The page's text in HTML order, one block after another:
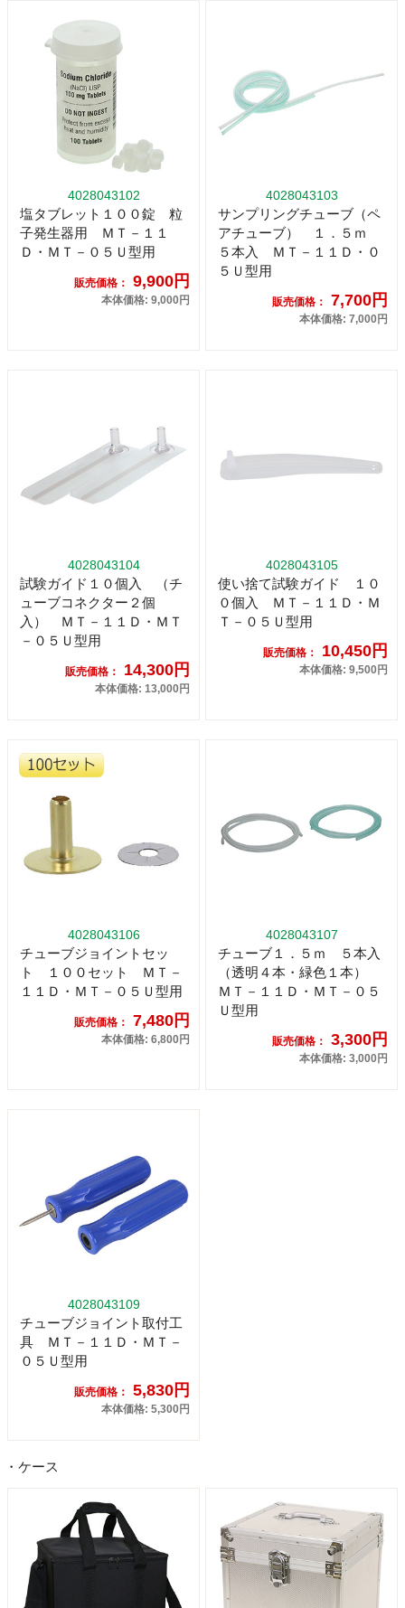
4028043102
塩タブレット１００錠 粒
子発生器用 ＭＴ－１１
Ｄ・ＭＴ－０５Ｕ型用
販売価格： 9,900円
本体価格: 9,000円
4028043103
サンプリングチューブ（ペ
アチューブ） １．５ｍ
５本入 ＭＴ－１１Ｄ・０
５Ｕ型用
販売価格： 7,700円
本体価格: 7,000円
4028043104
試験ガイド１０個入 （チ
ューブコネクター２個
入） ＭＴ－１１Ｄ・ＭＴ
－０５Ｕ型用
販売価格： 14,300円
本体価格: 13,000円
4028043105
使い捨て試験ガイド １０
０個入 ＭＴ－１１Ｄ・Ｍ
Ｔ－０５Ｕ型用
販売価格： 10,450円
本体価格: 9,500円
4028043106
チューブジョイントセッ
ト １００セット ＭＴ－
１１Ｄ・ＭＴ－０５Ｕ型用
販売価格： 7,480円
本体価格: 6,800円
4028043107
チューブ１．５ｍ ５本入
（透明４本・緑色１本）
ＭＴ－１１Ｄ・ＭＴ－０５
Ｕ型用
販売価格： 3,300円
本体価格: 3,000円
4028043109
チューブジョイント取付工
具 ＭＴ－１１Ｄ・ＭＴ－
０５Ｕ型用
販売価格： 5,830円
本体価格: 5,300円
・ケース